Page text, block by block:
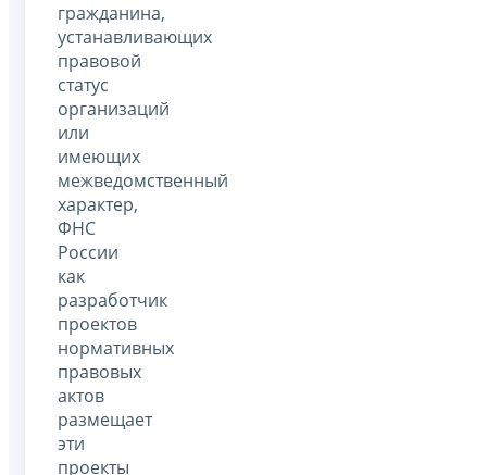
гражданина,
устанавливающих
правовой
статус
организаций
или
имеющих
межведомственный
характер,
ФНС
России
как
разработчик
проектов
нормативных
правовых
актов
размещает
эти
проекты